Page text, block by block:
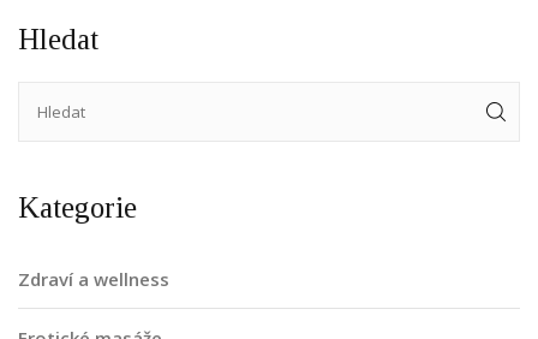
Hledat
Kategorie
Zdraví a wellness